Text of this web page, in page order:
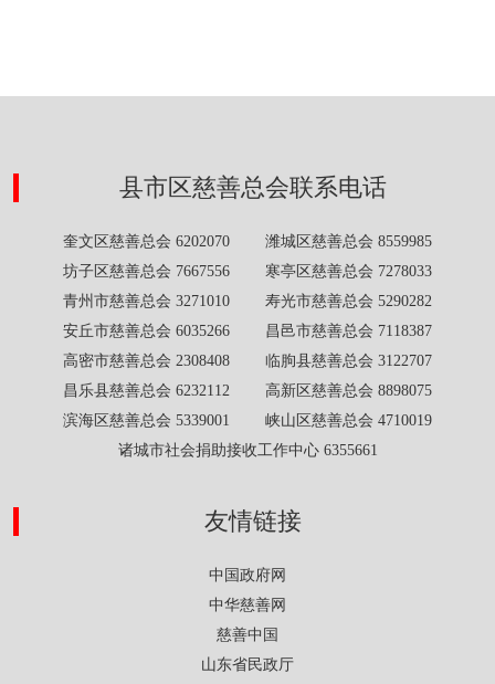
县市区慈善总会联系电话
奎文区慈善总会 6202070 潍城区慈善总会 8559985
坊子区慈善总会 7667556 寒亭区慈善总会 7278033
青州市慈善总会 3271010 寿光市慈善总会 5290282
安丘市慈善总会 6035266 昌邑市慈善总会 7118387
高密市慈善总会 2308408 临朐县慈善总会 3122707
昌乐县慈善总会 6232112 高新区慈善总会 8898075
滨海区慈善总会 5339001 峡山区慈善总会 4710019
诸城市社会捐助接收工作中心 6355661
友情链接
中国政府网
中华慈善网
慈善中国
山东省民政厅